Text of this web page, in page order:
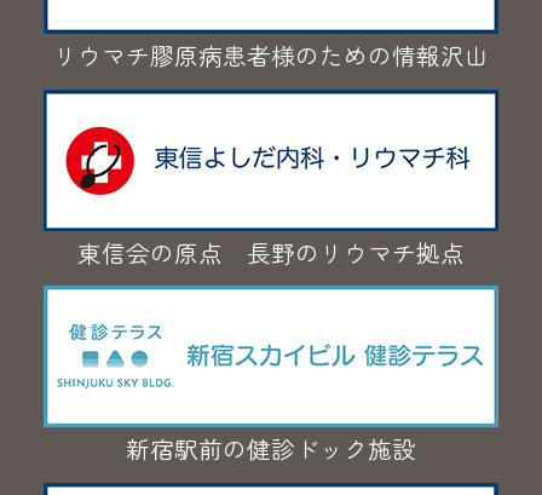
リウマチ膠原病患者様のための情報沢山
東信会の原点 長野のリウマチ拠点
新宿駅前の健診ドック施設